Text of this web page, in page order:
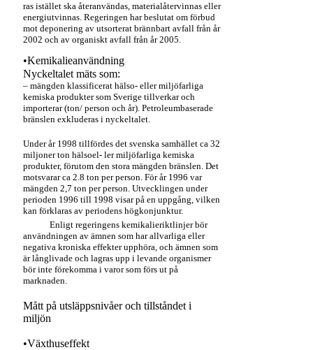
ras istället ska återanvändas, materialåtervinnas eller
energiutvinnas. Regeringen har beslutat om förbud
mot deponering av utsorterat brännbart avfall från år
2002 och av organiskt avfall från år 2005.
•Kemikalieanvändning
Nyckeltalet mäts som:
– mängden klassificerat hälso- eller miljöfarliga
kemiska produkter som Sverige tillverkar och
importerar (ton/ person och år). Petroleumbaserade
bränslen exkluderas i nyckeltalet.
Under år 1998 tillfördes det svenska samhället ca 32
miljoner ton hälsoel- ler miljöfarliga kemiska
produkter, förutom den stora mängden bränslen. Det
motsvarar ca 2.8 ton per person. För år 1996 var
mängden 2,7 ton per person. Utvecklingen under
perioden 1996 till 1998 visar på en uppgång, vilken
kan förklaras av periodens högkonjunktur.
Enligt regeringens kemikalieriktlinjer bör
användningen av ämnen som har allvarliga eller
negativa kroniska effekter upphöra, och ämnen som
är långlivade och lagras upp i levande organismer
bör inte förekomma i varor som förs ut på
marknaden.
Mått på utsläppsnivåer och tillståndet i
miljön
•Växthuseffekt